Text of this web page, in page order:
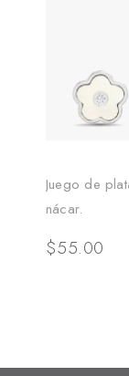
Juego de
nácar.
$55.00